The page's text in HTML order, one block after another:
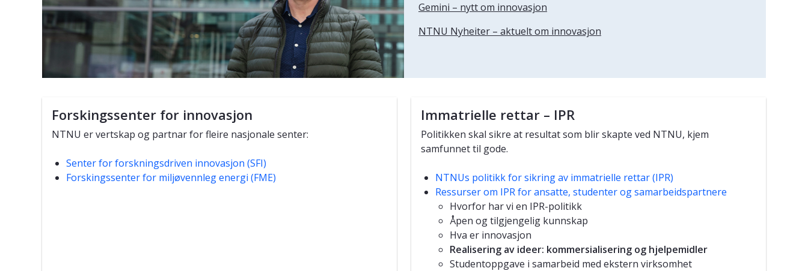
Gemini – nytt om innovasjon
NTNU Nyheiter – aktuelt om innovasjon
Forskingssenter for innovasjon
NTNU er vertskap og partnar for fleire nasjonale senter:
Senter for forskningsdriven innovasjon (SFI)
Forskingssenter for miljøvennleg energi (FME)
Immatrielle rettar – IPR
Politikken skal sikre at resultat som blir skapte ved NTNU, kjem
samfunnet til gode.
NTNUs politikk for sikring av immatrielle rettar (IPR)
Ressurser om IPR for ansatte, studenter og samarbeidspartnere
Hvorfor har vi en IPR-politikk
Åpen og tilgjengelig kunnskap
Hva er innovasjon
Realisering av ideer: kommersialisering og hjelpemidler
Studentoppgave i samarbeid med ekstern virksomhet